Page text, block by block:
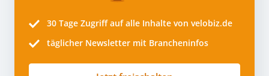
30 Tage Zugriff auf alle Inhalte von velobiz.de
täglicher Newsletter mit Brancheninfos